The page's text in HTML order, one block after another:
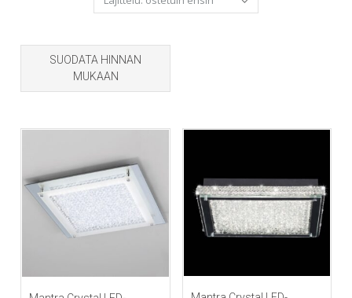
popularity
SUODATA HINNAN
MUKAAN